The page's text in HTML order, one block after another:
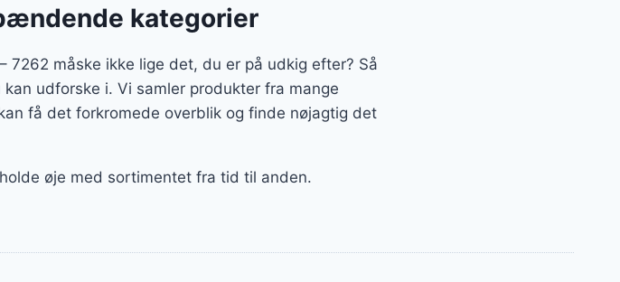
kategorier
7262 måske ikke lige det, du er på udkig efter? Så
udforske i. Vi samler produkter fra mange
få det forkromede overblik og finde nøjagtig det
øje med sortimentet fra tid til anden.